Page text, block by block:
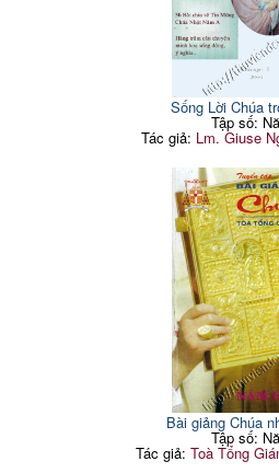
Sống Lời Chúa
Tập số:
Tác giả: Lm. Giuse
Bài giảng Chúa
Tập số:
Tác giả:Toà Tổng